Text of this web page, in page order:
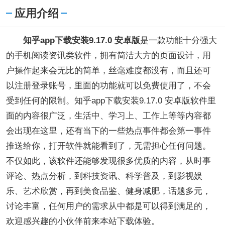
应用介绍
知乎app下载安装9.17.0 安卓版是一款功能十分强大
的手机阅读资讯类软件，拥有简洁大方的页面设计，用
户操作起来会无比的简单，丝毫难度都没有，而且还可
以注册登录账号，里面的功能就可以免费使用了，不会
受到任何的限制。知乎app下载安装9.17.0 安卓版软件里
面的内容很广泛，生活中、学习上、工作上等等内容都
会出现在这里，还有当下的一些热点事件都会第一事件
推送给你，打开软件就能看到了，无需担心任何问题。
不仅如此，该软件还能够发现很多优质的内容，从时事
评论、热点分析，到科技资讯、科学普及，到影视娱
乐、艺术欣赏，再到美食品鉴、健身减肥，话题多元，
讨论丰富，任何用户的需求从中都是可以得到满足的，
欢迎感兴趣的小伙伴前来本站下载体验。